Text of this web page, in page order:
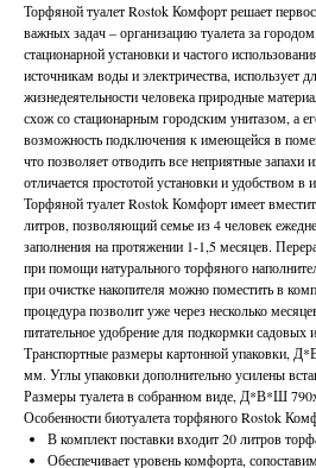
Торфяной туалет Rostok Комфорт решает
важных задач – организацию туалета за
стационарной установки и частого
источникам воды и электричества, использует
жизнедеятельности человека природные
схож со стационарным городским унитазом, а
возможность подключения к имеющейся в
что позволяет отводить все неприятные запахи
отличается простотой установки и удобством в
Торфяной туалет Rostok Комфорт имеет
литров, позволяющий семье из 4 человек
заполнения на протяжении 1-1,5 месяцев.
при помощи натурального торфяного
при очистке накопителя можно поместить в
процедура позволит уже через несколько
питательное удобрение для подкормки садовых
Транспортные размеры картонной упаковки,
мм. Углы упаковки дополнительно усилены
Размеры туалета в собранном виде, Д*В*Ш
Особенности биотуалета торфяного Rostok
В комплект поставки входит 20 литров
Обеспечивает уровень комфорта,